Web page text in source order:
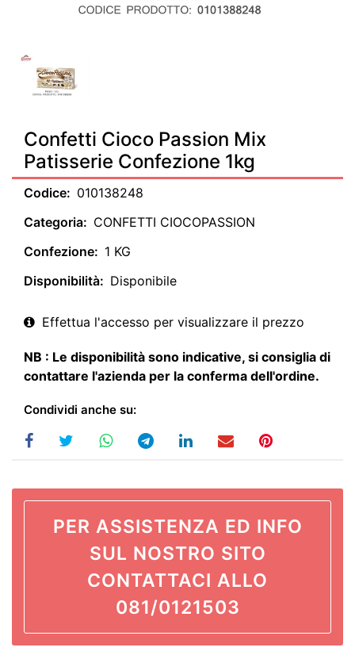
Confetti Cioco Passion Mix
Patisserie Confezione 1kg
Codice: 010138248
Categoria: CONFETTI CIOCOPASSION
Confezione: 1 KG
Disponibilità: Disponibile
Effettua l'accesso per visualizzare il prezzo
NB : Le disponibilità sono indicative, si consiglia di
contattare l'azienda per la conferma dell'ordine.
Condividi anche su:
PER ASSISTENZA ED INFO
SUL NOSTRO SITO
CONTATTACI ALLO
081/0121503